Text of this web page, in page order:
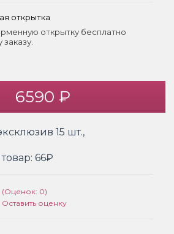
открытка
открытку бесплатно
6590 ₽
15 шт.,
66₽
(Оценок: 0)
Оставить оценку